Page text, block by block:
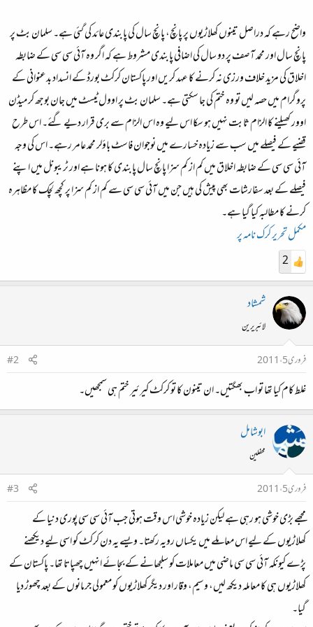
واضح رہے کہ دراصل تینوں کھلاڑیوں پر پانچ، پانچ سال کی پابندی عائد کی گئی ہے۔ سلمان بٹ پر
پانچ سال اور محمد آصف پر دو سال کی اضافی پابندی مشروط ہے کہ اگر وہ آئی سی سی کے ضابطہ
اخلاق کی مزید خلاف ورزی نہ کرنے کا عہد کریں اور پاکستان کرکٹ بورڈ کے انسداد بدعنوانی کے
پروگرام میں حصہ لیں تو وہ ختم کی جا سکتی ہے۔ سلمان بٹ پر اوول ٹیسٹ میں جان بوجھ کر میڈن
اوور کھیلنے کا الزام ثابت نہیں ہو سکا اس لیے وہ اس الزام سے بری قرار دیے گئے۔ اس طرح
قضیے کے فیصلے میں سب سے زیادہ خسارے میں نوجوان فاسٹ باؤلر محمد عامر رہے۔ اس کی وجہ
آئی سی سی کے ضابطہ اخلاق میں کم از کم سزا پانچ سال پابندی کا ہونا ہے اور ٹریبونل میں اپنے
فیصلے کے بعد سفارشات بھی پیش کی ہیں جن میں آئی سی سی سے کم از کم سزا پر کچھ لچک کا مظاہرہ
کرنے کا مطالبہ کیا گیا ہے۔
مکمل تحریر کرک نامہ پر
2
شمشاد
لائبریرین
فروری 5، 2011
#2
غلط کام کیا تھا تو اب بھگتیں۔ ان تینون کا تو کرکٹ کیرئیر ختم ہی سمجھیں۔
ابوشامل
محفلین
فروری 5، 2011
#3
مجھے بڑی خوشی ہو رہی ہے لیکن زیادہ خوشی اس وقت ہوتی جب آئی سی سی پوری دنیا کے
کھلاڑیوں کے لیے اس معاملے میں یکساں رویہ رکھتا۔ ویسے یہ دن کرکٹ کو اسی لیے دیکھنے
پڑے کیونکہ آئی سی سی ماضی میں معاملات کو سلجھانے کے بجائے انہیں چھپاتا تھا۔ پاکستان کے
کھلاڑیوں ہی کا معاملہ دیکھ لیں، وسیم، وقار اور دیگر کھلاڑیوں کو معمولی جرمانوں کے بعد چھوڑ دیا
گیا۔